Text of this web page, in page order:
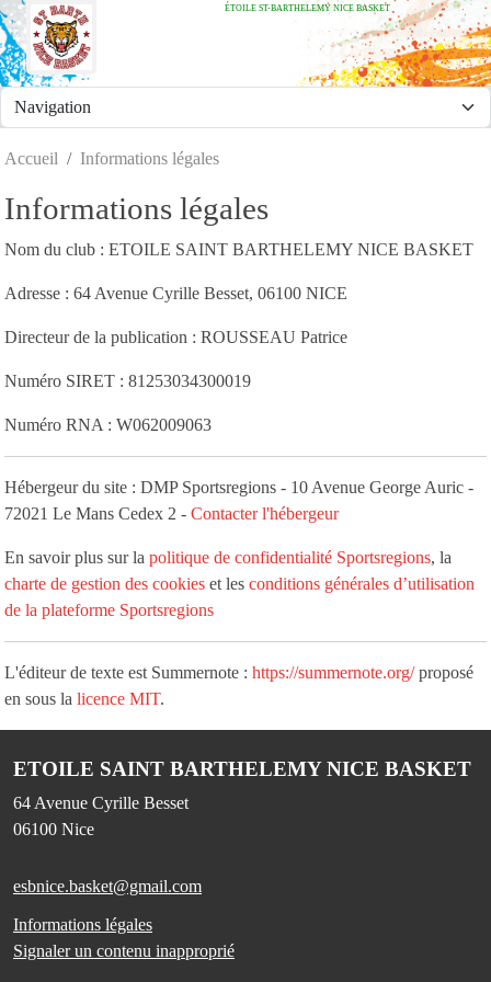
ÉTOILE ST-BARTHELEMY NICE BASKET
Accueil Informations légales
Informations légales
Nom du club : ETOILE SAINT BARTHELEMY NICE BASKET
Adresse : 64 Avenue Cyrille Besset, 06100 NICE
Directeur de la publication : ROUSSEAU Patrice
Numéro SIRET : 81253034300019
Numéro RNA : W062009063
Hébergeur du site : DMP Sportsregions - 10 Avenue George Auric -
72021 Le Mans Cedex 2 - Contacter l'hébergeur
En savoir plus sur la politique de confidentialité Sportsregions, la
charte de gestion des cookies et les conditions générales d’utilisation
de la plateforme Sportsregions
L'éditeur de texte est Summernote : https://summernote.org/proposé
en sous la licence MIT.
ETOILE SAINT BARTHELEMY NICE BASKET
64 Avenue Cyrille Besset
06100 Nice
esbnice.basket@gmail.com
Informations légales
Signaler un contenu inapproprié
Panneau de gestion des cookies